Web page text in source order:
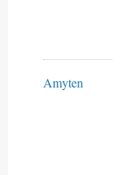
Amyten